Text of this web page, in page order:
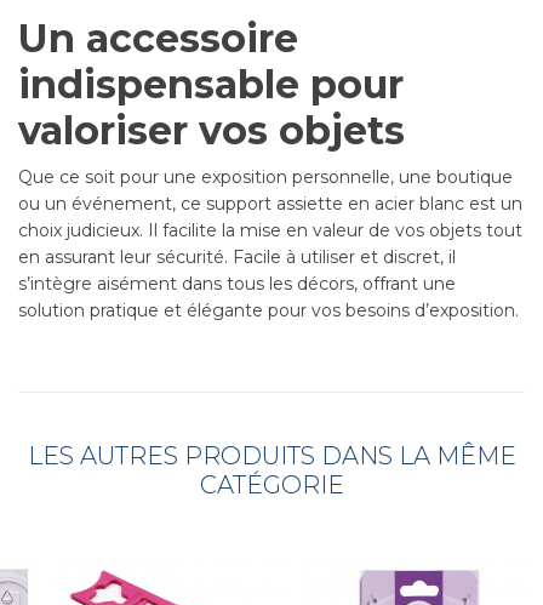
Un accessoire
indispensable pour
valoriser vos objets
Que ce soit pour une exposition personnelle, une boutique
ou un événement, ce support assiette en acier blanc est un
choix judicieux. Il facilite la mise en valeur de vos objets tout
en assurant leur sécurité. Facile à utiliser et discret, il
s’intègre aisément dans tous les décors, offrant une
solution pratique et élégante pour vos besoins d’exposition.
LES AUTRES PRODUITS DANS LA MÊME
CATÉGORIE